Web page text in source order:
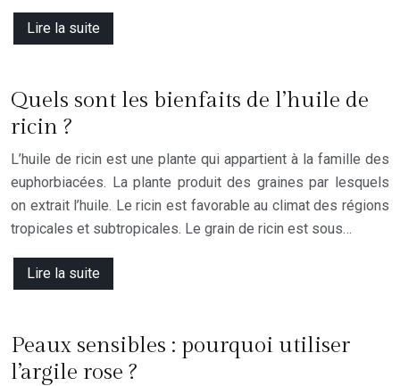
Lire la suite
Quels sont les bienfaits de l’huile de
ricin ?
L’huile de ricin est une plante qui appartient à la famille des
euphorbiacées. La plante produit des graines par lesquels
on extrait l’huile. Le ricin est favorable au climat des régions
tropicales et subtropicales. Le grain de ricin est sous…
Lire la suite
Peaux sensibles : pourquoi utiliser
l’argile rose ?